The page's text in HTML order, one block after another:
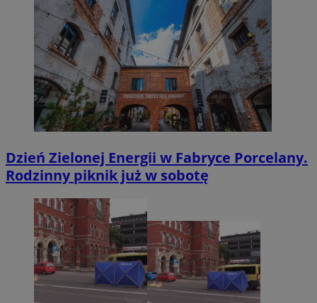
Dzień Zielonej Energii w Fabryce Porcelany.
Rodzinny piknik już w sobotę